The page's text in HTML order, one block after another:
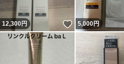
12,300円 いいね！
5,000円